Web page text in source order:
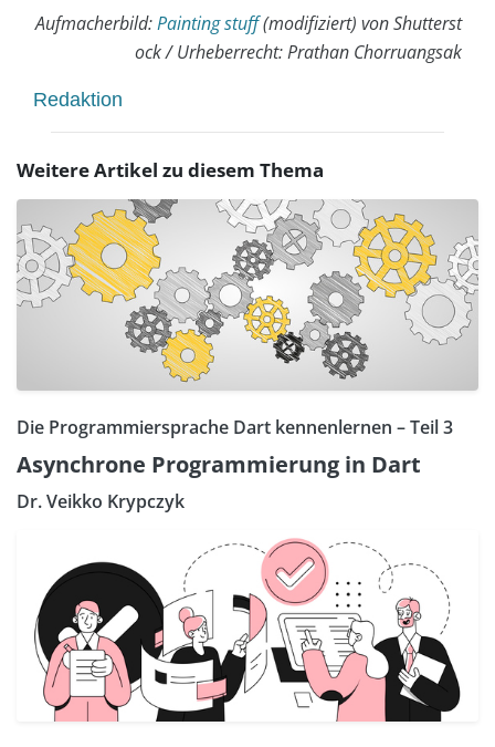
Aufmacherbild:Painting stuff(modifiziert) von Shutterst
ock / Urheberrecht: Prathan Chorruangsak
Redaktion
Weitere Artikel zu diesem Thema
Die Programmiersprache Dart kennenlernen – Teil 3
Asynchrone Programmierung in Dart
Dr. Veikko Krypczyk